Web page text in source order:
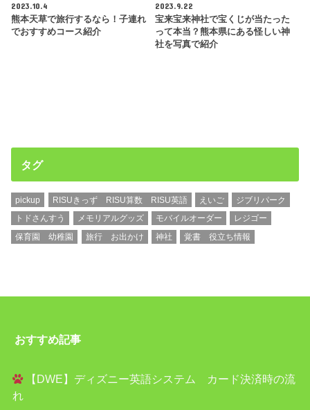
2023.10.4
熊本天草で旅行するなら！子連れ
でおすすめコース紹介
2023.9.22
宝来宝来神社で宝くじが当たった
って本当？熊本県にある怪しい神
社を写真で紹介
タグ
pickup RISUきっず RISU算数 RISU英語 えいご
ジブリパーク
トドさんすう
メモリアルグッズ モバイルオーダー
レジゴー
保育園 幼稚園
旅行 お出かけ 神社 覚書 役立ち情報
おすすめ記事
【DWE】ディズニー英語システム カード決済時の流
れ